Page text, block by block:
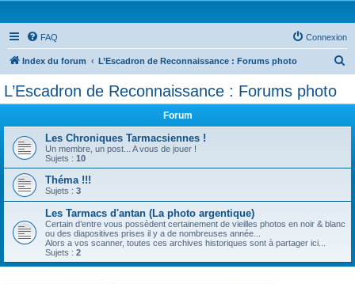
FAQ Connexion
Index du forum L’Escadron de Reconnaissance : Forums photo
L’Escadron de Reconnaissance : Forums photo
Forum
Les Chroniques Tarmacsiennes !
Un membre, un post... A vous de jouer !
Sujets : 10
Théma !!!
Sujets : 3
Les Tarmacs d'antan (La photo argentique)
Certain d’entre vous possèdent certainement de vieilles photos en noir & blanc
ou des diapositives prises il y a de nombreuses année...
Alors a vos scanner, toutes ces archives historiques sont à partager ici...
Sujets : 2